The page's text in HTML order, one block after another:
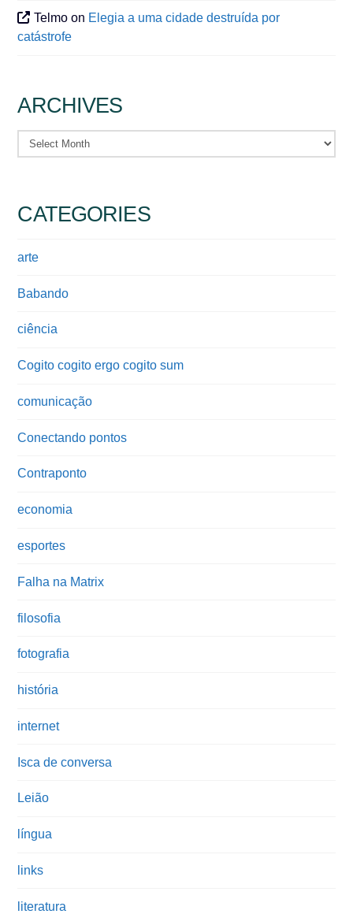
Telmo on Elegia a uma cidade destruída por
catástrofe
ARCHIVES
Archives
CATEGORIES
arte
Babando
ciência
Cogito cogito ergo cogito sum
comunicação
Conectando pontos
Contraponto
economia
esportes
Falha na Matrix
filosofia
fotografia
história
internet
Isca de conversa
Leião
língua
links
literatura